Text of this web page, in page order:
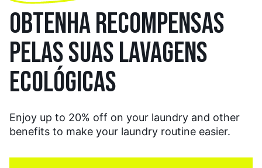
OBTENHA RECOMPENSAS
PELAS SUAS LAVAGENS
ECOLÓGICAS
Enjoy up to 20% off on your laundry and other
benefits to make your laundry routine easier.